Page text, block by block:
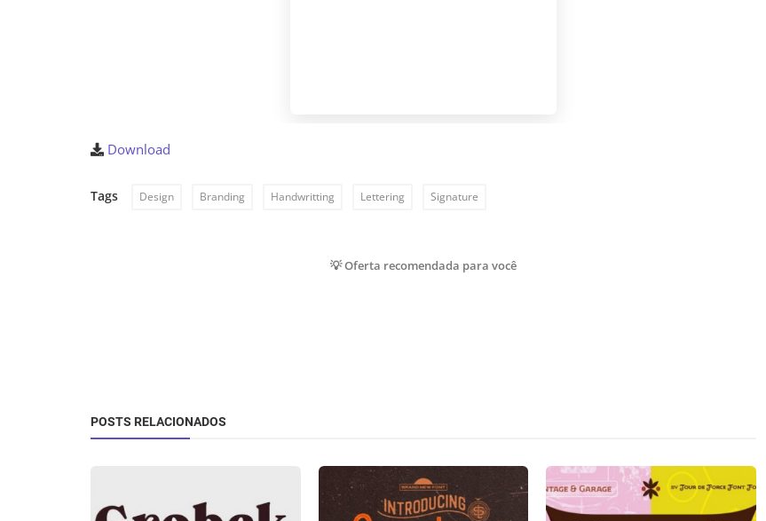
Download
Tags Design Branding Handwritting Lettering Signature
💡 Oferta recomendada para você
POSTS RELACIONADOS